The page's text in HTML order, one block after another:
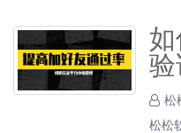
验
松
松松